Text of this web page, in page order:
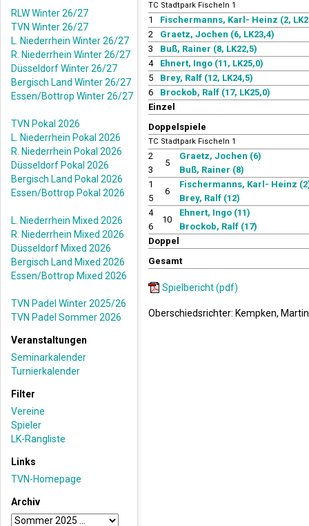
RLW Winter 26/27
TVN Winter 26/27
L. Niederrhein Winter 26/27
R. Niederrhein Winter 26/27
Düsseldorf Winter 26/27
Bergisch Land Winter 26/27
Essen/Bottrop Winter 26/27
TVN Pokal 2026
L. Niederrhein Pokal 2026
R. Niederrhein Pokal 2026
Düsseldorf Pokal 2026
Bergisch Land Pokal 2026
Essen/Bottrop Pokal 2026
L. Niederrhein Mixed 2026
R. Niederrhein Mixed 2026
Düsseldorf Mixed 2026
Bergisch Land Mixed 2026
Essen/Bottrop Mixed 2026
TVN Padel Winter 2025/26
TVN Padel Sommer 2026
Veranstaltungen
Seminarkalender
Turnierkalender
Filter
Vereine
Spieler
LK-Rangliste
Links
TVN-Homepage
Archiv
TC Stadtpark Fischeln 1
1
Fischermanns, Karl- Heinz (2,
2
Graetz, Jochen (6, LK23,4)
3
Buß, Rainer (8, LK22,5)
4
Ehnert, Ingo (11, LK25,0)
5
Brey, Ralf (12, LK24,5)
6
Brockob, Ralf (17, LK25,0)
Einzel
Doppelspiele
TC Stadtpark Fischeln 1
2
3
5
Graetz, Jochen (6)
Buß, Rainer (8)
1
5
6
Fischermanns, Karl- Heinz
Brey, Ralf (12)
4
6
10
Ehnert, Ingo (11)
Brockob, Ralf (17)
Doppel
Gesamt
Spielbericht (pdf)
Oberschiedsrichter: Kempken, Martin